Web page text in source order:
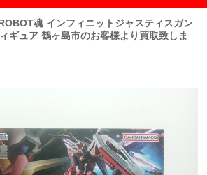
魂 インフィニットジャスティスガン
ギュア 鶴ヶ島市のお客様より買取致しま